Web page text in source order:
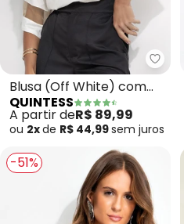
Blusa (Off White) com
Detalhes em Tule nas
Mangas
QUINTESS
A partir deR$ 89,99
ou 2xde R$ 44,99sem juros
-51%